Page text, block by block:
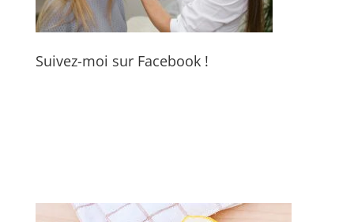
Suivez-moi sur Facebook !